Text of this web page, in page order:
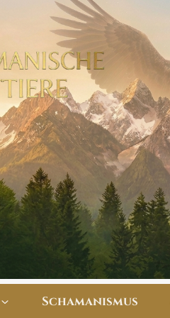
Schamanismus